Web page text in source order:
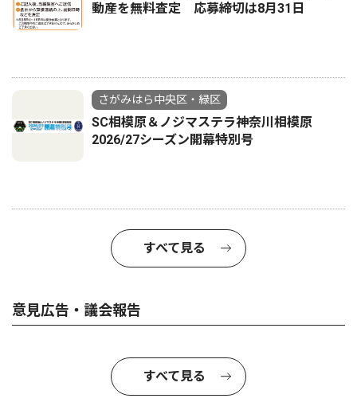
動産を無料査定 応募締切は8月31日
さがみはら中央区・緑区
SC相模原＆ノジマステラ神奈川相模原
2026/27シーズン開幕特別号
すべて見る
意見広告・議会報告
すべて見る